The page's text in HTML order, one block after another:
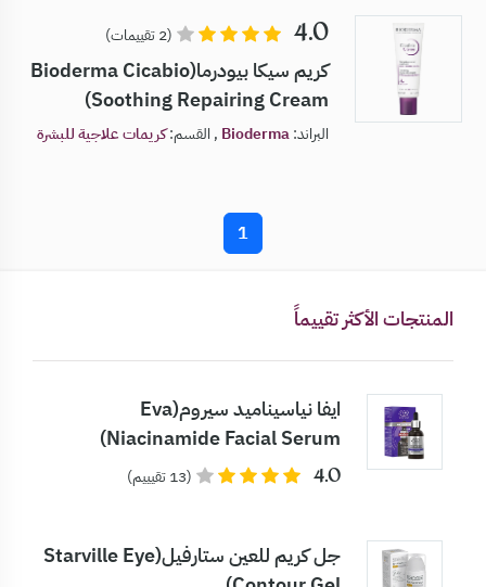
4.0 (2 تقييمات)
كريم سيكا بيودرما(Bioderma Cicabio
Soothing Repairing Cream)
البراند:Bioderma , القسم:كريمات علاجية للبشرة
1
المنتجات الأكثر تقييماً
ايفا نياسيناميد سيروم(Eva
Niacinamide Facial Serum)
4.0 (13 تقيييم)
جل كريم للعين ستارفيل(Starville Eye